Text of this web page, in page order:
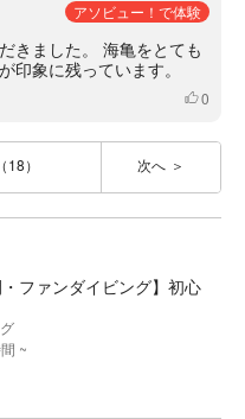
アソビュー！で体験
きました。 海亀をとても
印象に残っています。
いいね
0
） 次へ
・ファンダイビング】初心
~